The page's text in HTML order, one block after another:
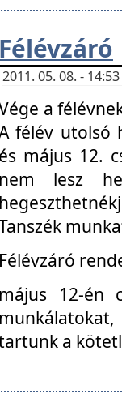
Félévzáró
2011. 05. 08. -
a
félév utolsó
és május 12.
nem lesz
Félévzáró
május 12-én
a